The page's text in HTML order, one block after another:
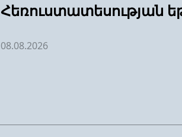
Հեռուստատեսության
08.08.2026